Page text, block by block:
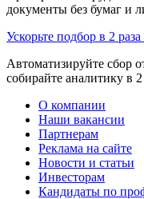
документы без бумаг и
Ускорьте подбор в 2
Автоматизируйте сбор
собирайте аналитику в
О компании
Наши вакансии
Партнерам
Реклама на сайте
Новости и статьи
Инвесторам
Кандидаты по